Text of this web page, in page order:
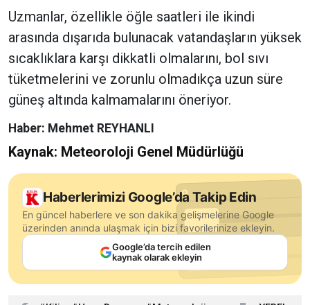
Uzmanlar, özellikle öğle saatleri ile ikindi
arasında dışarıda bulunacak vatandaşların yüksek
sıcaklıklara karşı dikkatli olmalarını, bol sıvı
tüketmelerini ve zorunlu olmadıkça uzun süre
güneş altında kalmamalarını öneriyor.
Haber: Mehmet REYHANLI
Kaynak: Meteoroloji Genel Müdürlüğü
Haberlerimizi Google’da Takip Edin
En güncel haberlere ve son dakika gelişmelerine Google
üzerinden anında ulaşmak için bizi favorilerinize ekleyin.
Google’da tercih edilen
kaynak olarak ekleyin